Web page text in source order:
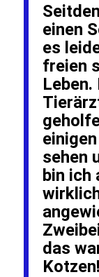
einen
es
freien
Leben.
sehen
bin ich
das